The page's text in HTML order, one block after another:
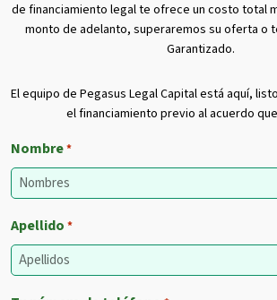
de financiamiento legal te ofrece un costo total
monto de adelanto, superaremos su oferta o
Garantizado.
El equipo de Pegasus Legal Capital está aquí,
el financiamiento previo al acuerdo
Nombre*
Apellido *